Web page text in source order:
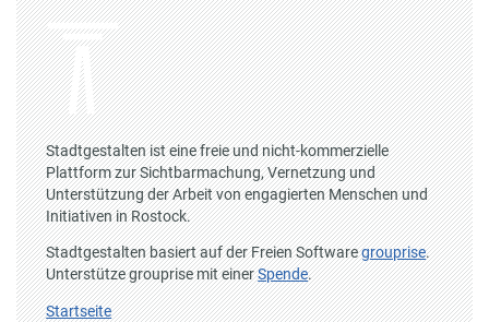
Stadtgestalten ist eine freie und nicht-kommerzielle
Plattform zur Sichtbarmachung, Vernetzung und
Unterstützung der Arbeit von engagierten Menschen und
Initiativen in Rostock.
Stadtgestalten basiert auf der Freien Softwaregrouprise.
Unterstütze grouprise mit einerSpende.
Startseite